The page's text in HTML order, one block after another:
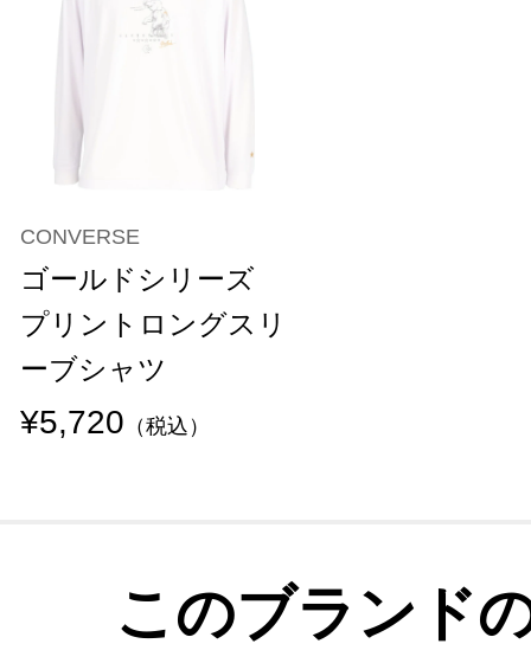
CONVERSE
ゴールドシリーズ
プリントロングスリ
ーブシャツ
¥5,720 （税込）
このブランド